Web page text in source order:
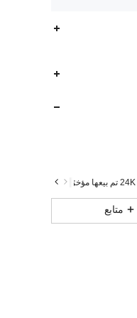
24K تم بيعها مؤخرًا
متابع